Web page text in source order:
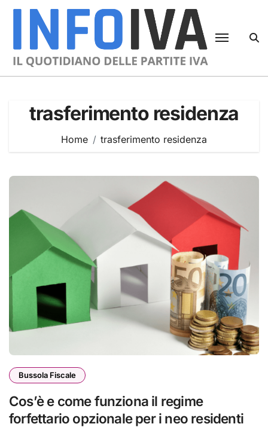
Skip
trasferimento residenza
Home trasferimento residenza
Bussola Fiscale
Cos’è e come funziona il regime
forfettario opzionale per i neo residenti